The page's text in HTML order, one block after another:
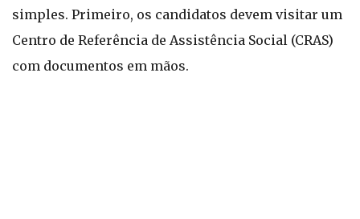
simples. Primeiro, os candidatos devem visitar um
Centro de Referência de Assistência Social (CRAS)
com documentos em mãos.